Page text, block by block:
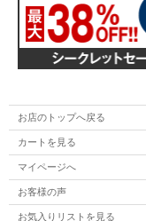
お店のトップへ戻る
カートを見る
マイページへ
お客様の声
お気入りリストを見る